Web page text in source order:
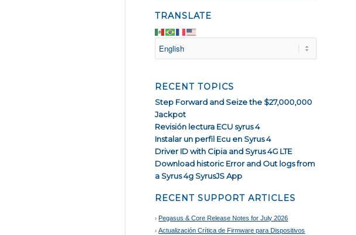
TRANSLATE
RECENT TOPICS
Step Forward and Seize the $27,000,000
Jackpot
Revisión lectura ECU syrus 4
Instalar un perfil Ecu en Syrus 4
Driver ID with Cipia and Syrus 4G LTE
Download historic Error and Out logs from
a Syrus 4g SyrusJS App
RECENT SUPPORT ARTICLES
Pegasus & Core Release Notes for July 2026
Actualización Crítica de Firmware para Dispositivos